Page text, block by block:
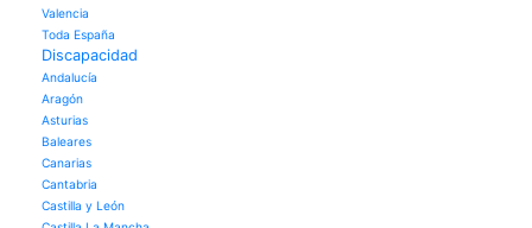
Valencia
Toda España
Discapacidad
Andalucía
Aragón
Asturias
Baleares
Canarias
Cantabria
Castilla y León